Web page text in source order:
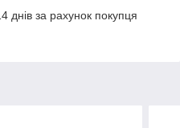
днів за рахунок покупця